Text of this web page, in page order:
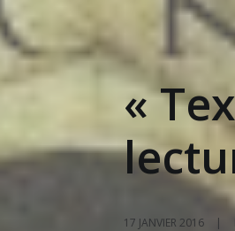
«
17 JANVIER 2016 |